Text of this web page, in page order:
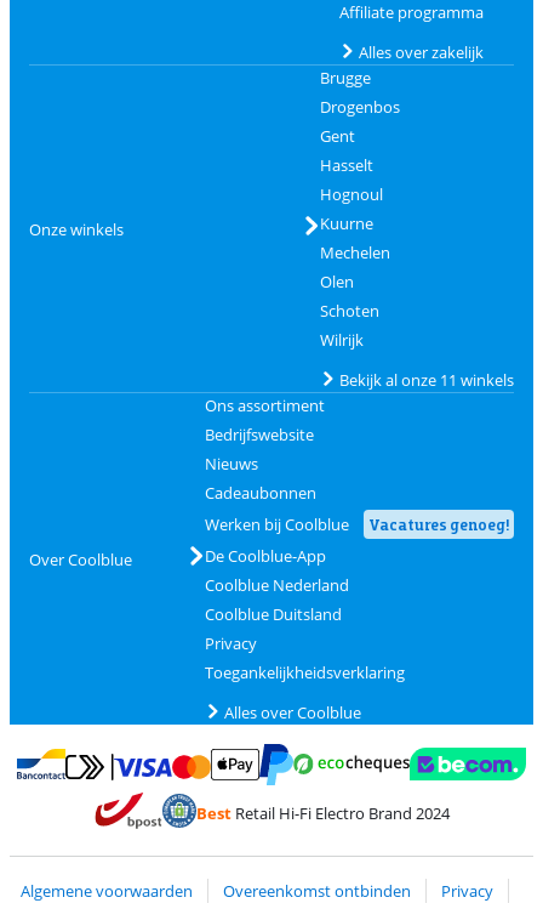
Affiliate programma
Alles over zakelijk
Onze winkels
Brugge
Drogenbos
Gent
Hasselt
Hognoul
Kuurne
Mechelen
Olen
Schoten
Wilrijk
Bekijk al onze 11 winkels
Over Coolblue
Ons assortiment
Bedrijfswebsite
Nieuws
Cadeaubonnen
Werken bij Coolblue
Vacatures genoeg!
De Coolblue-App
Coolblue Nederland
Coolblue Duitsland
Privacy
Toegankelijkheidsverklaring
Alles over Coolblue
Betalen met Bancontact
Betalen met MasterCard en Visa via ClickToPay
Betalen met PayPal
BestRetail Hi-Fi Electro Brand 2024
Algemene voorwaarden Overeenkomst ontbinden
Privacy